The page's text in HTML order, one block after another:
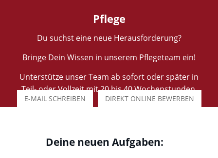
Pflege
Du suchst eine neue Herausforderung?
Bringe Dein Wissen in unserem Pflegeteam ein!
Unterstütze unser Team ab sofort oder später in
Teil- oder Vollzeit mit 20 bis 40 Wochenstunden.
E-MAIL SCHREIBEN DIREKT ONLINE BEWERBEN
Deine neuen Aufgaben: